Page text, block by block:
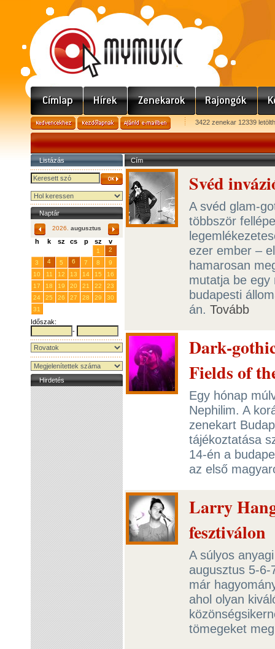
3422 zenekar 12339
Listázás
Naptár
2026. augusztus
h k sz cs p sz v
1
2
3
4 5 6 7 8
9
10
11 12 13 14 15
16
17
18 19 20 21 22
23
24
25 26 27 28 29
30
31
Időszak:
-
Hirdetés
Cím
Svéd
A svéd glam-
többször
ezer ember –
hamarosan
mutatja be egy
budapesti
án. Tovább
Dark-
Fields of
Egy hónap
Nephilim. A
zenekart
tájékoztatása
14-én a
az első
Larry
fesztiválon
A súlyos
augusztus 5-
már
ahol olyan
tömegeket